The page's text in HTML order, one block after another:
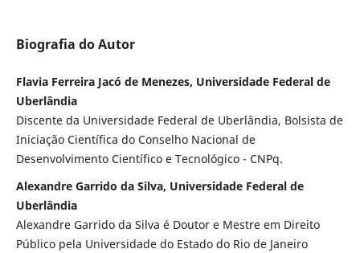
Biografia do Autor
Flavia Ferreira Jacó de Menezes, Universidade Federal de
Uberlândia
Discente da Universidade Federal de Uberlândia, Bolsista de
Iniciação Científica do Conselho Nacional de
Desenvolvimento Científico e Tecnológico - CNPq.
Alexandre Garrido da Silva, Universidade Federal de
Uberlândia
Alexandre Garrido da Silva é Doutor e Mestre em Direito
Público pela Universidade do Estado do Rio de Janeiro